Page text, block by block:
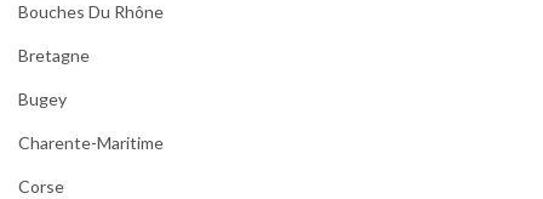
Bouches Du Rhône
Bretagne
Bugey
Charente-Maritime
Corse